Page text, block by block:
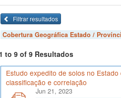
Filtrar resultados
Cobertura Geográfica Estado /
to 9 of 9 Resultados
Estudo expedito de solos no
classificação e correlação
Jun 21, 2023